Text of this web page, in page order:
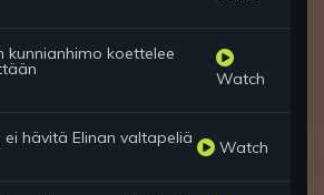
kunnianhimo koettelee
Watch
ei hävitä Elinan valtapeliä Watch